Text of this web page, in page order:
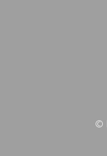
©